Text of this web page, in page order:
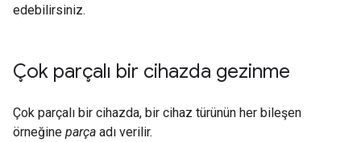
edebilirsiniz.
Çok parçalı bir cihazda gezinme
Çok parçalı bir cihazda, bir cihaz türünün her bileşen
örneğine parça adı verilir.